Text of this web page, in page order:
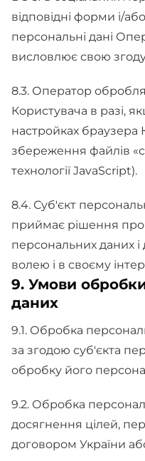
відповідні форми і/
персональні дані
висловлює свою
8.3. Оператор
Користувача в разі,
настройках
збереження файлів
технології JavaScript).
8.4. Суб'єкт
приймає рішення
персональних даних і
волею і в своєму
9. Умови
даних
9.1. Обробка
за згодою суб'єкта
обробку його
9.2. Обробка
досягнення цілей,
договором України